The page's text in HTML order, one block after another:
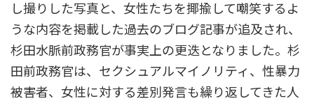
し撮りした写真と、女性たちを揶揄して嘲笑するよ
うな内容を掲載した過去のブログ記事が追及され、
杉田水脈前政務官が事実上の更迭となりました。杉
田前政務官は、セクシュアルマイノリティ、性暴力
被害者、女性に対する差別発言も繰り返してきた人